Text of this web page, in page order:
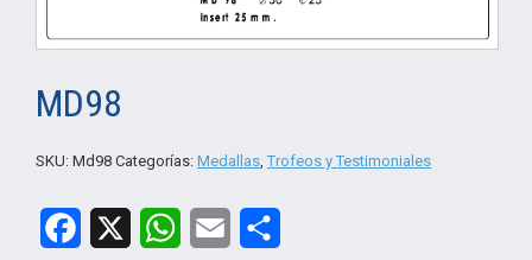
MD98
SKU: Md98 Categorías: Medallas, Trofeos y Testimoniales
Facebook WhatsApp
Email